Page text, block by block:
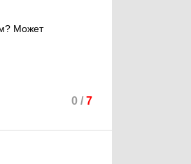
Может
0 / 7